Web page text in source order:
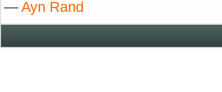
―Ayn Rand